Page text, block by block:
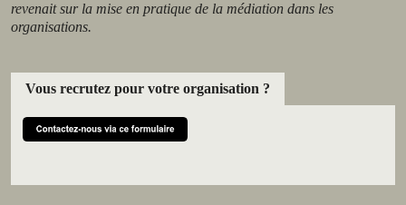
revenait sur la mise en pratique de la médiation dans les
organisations.
Vous recrutez pour votre organisation ?